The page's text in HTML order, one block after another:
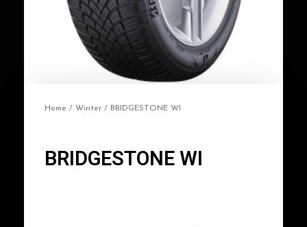
Home / Winter / BRIDGESTONE WI
BRIDGESTONE WI